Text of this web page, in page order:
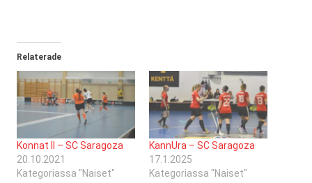
Relaterade
Konnat II – SC Saragoza
20.10.2021
Kategoriassa "Naiset"
KannUra – SC Saragoza
17.1.2025
Kategoriassa "Naiset"